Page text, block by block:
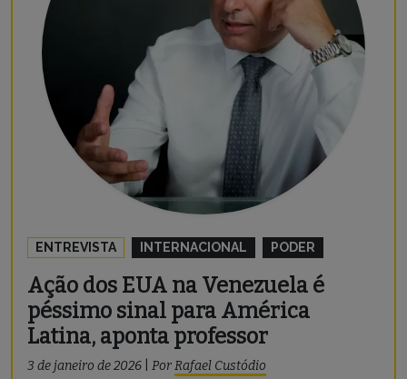
ENTREVISTA INTERNACIONAL PODER
Ação dos EUA na Venezuela é
péssimo sinal para América
Latina, aponta professor
3 de janeiro de 2026 PorRafael Custódio